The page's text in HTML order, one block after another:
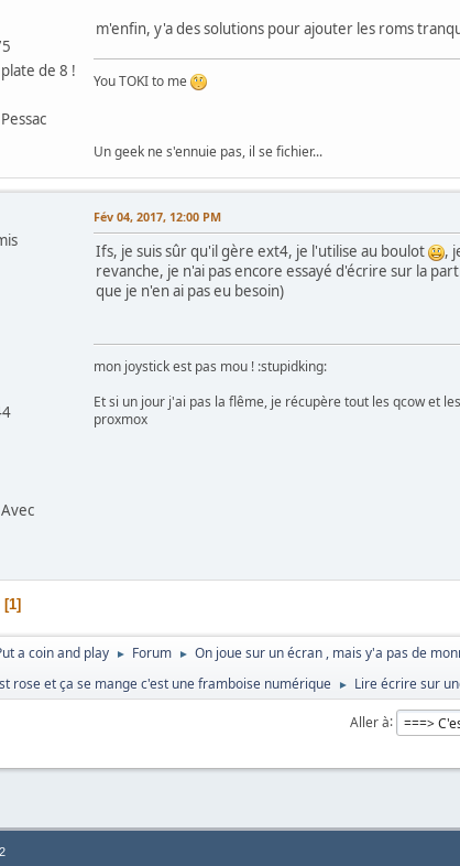
de 8 !
m'enfin, y'a des solutions pour ajouter les roms
You TOKI to me
Un geek ne s'ennuie pas, il se fichier...
Fév 04, 2017, 12:00 PM
Ifs, je suis sûr qu'il gère ext4, je l'utilise au boulot
,
revanche, je n'ai pas encore essayé d'écrire sur la
que je n'en ai pas eu besoin)
mon joystick est pas mou ! :stupidking:
Et si un jour j'ai pas la flême, je récupère tout les qcow et
proxmox
1
a coin and play ► Forum ► On joue sur un écran , mais y'a pas de
rose et ça se mange c'est une framboise numérique ► Lire écrire sur
Aller à